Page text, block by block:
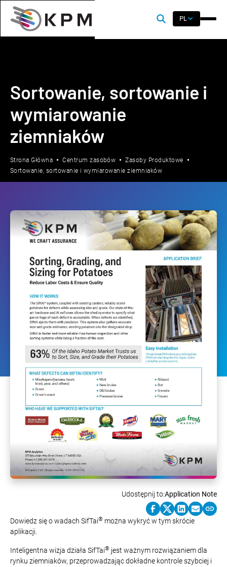
PL
Sortowanie, sortowanie i
wymiarowanie
ziemniaków
Strona Główna Centrum zasobów
Zasoby Produktowe
Sortowanie, sortowanie i wymiarowanie ziemniaków
Dowiedz się o wadach SifTai® można wykryć w tym skrócie
aplikacji.
Inteligentna wizja działa SifTai® jest ważnym rozwiązaniem dla
rynku ziemniaków, przeprowadzając dokładne kontrole szybciej i
Udostępnij to:Application Note